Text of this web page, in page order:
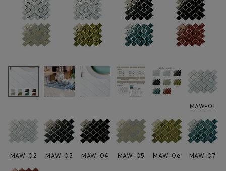
スワンタイル
22シート入/ケー
ス
FAX注文はこちらから
カテゴリーから選ぶ
メーカーから選ぶ
MAW-01
MAW-02 MAW-03 MAW-04 MAW-05 MAW-06 MAW-07